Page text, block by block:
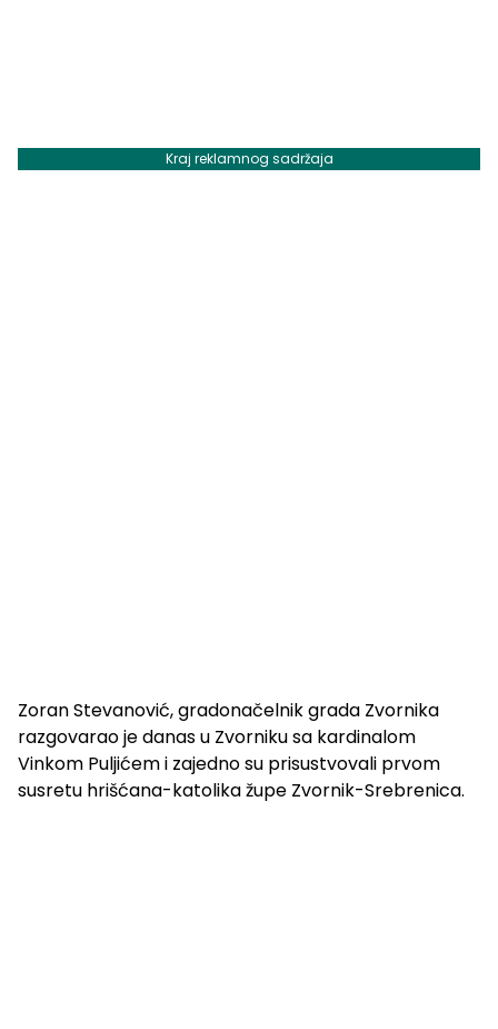
Kraj reklamnog sadržaja
Zoran Stevanović, gradonačelnik grada Zvornika
razgovarao je danas u Zvorniku sa kardinalom
Vinkom Puljićem i zajedno su prisustvovali prvom
susretu hrišćana-katolika župe Zvornik-Srebrenica.